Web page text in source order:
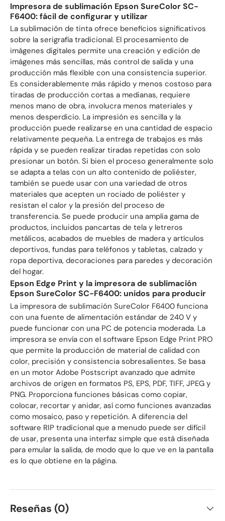
Impresora de sublimación Epson SureColor SC-
F6400: fácil de configurar y utilizar
La sublimación de tinta ofrece beneficios significativos
sobre la serigrafía tradicional. El procesamiento de
imágenes digitales permite una creación y edición de
imágenes más sencillas, más control de salida y una
producción más flexible con una consistencia superior.
Es considerablemente más rápido y menos costoso para
tiradas de producción cortas a medianas, requiere
menos mano de obra, involucra menos materiales y
menos desperdicio. La impresión es sencilla y la
producción puede realizarse en una cantidad de espacio
relativamente pequeña. La entrega de trabajos es más
rápida y se pueden realizar tiradas repetidas con solo
presionar un botón. Si bien el proceso generalmente solo
se adapta a telas con un alto contenido de poliéster,
también se puede usar con una variedad de otros
materiales que acepten un rociado de poliéster y
resistan el calor y la presión del proceso de
transferencia. Se puede producir una amplia gama de
productos, incluidos pancartas de tela y letreros
metálicos, acabados de muebles de madera y artículos
deportivos, fundas para teléfonos y tabletas, calzado y
ropa deportiva, decoraciones para paredes y decoración
del hogar.
Epson Edge Print y la impresora de sublimación
Epson SureColor SC-F6400: unidos para producir
La impresora de sublimación SureColor F6400 funciona
con una fuente de alimentación estándar de 240 V y
puede funcionar con una PC de potencia moderada. La
impresora se envía con el software Epson Edge Print PRO
que permite la producción de material de calidad con
color, precisión y consistencia sobresalientes. Se basa
en un motor Adobe Postscript avanzado que admite
archivos de origen en formatos PS, EPS, PDF, TIFF, JPEG y
PNG. Proporciona funciones básicas como copiar,
colocar, recortar y anidar, así como funciones avanzadas
como mosaico, paso y repetición. A diferencia del
software RIP tradicional que a menudo puede ser difícil
de usar, presenta una interfaz simple que está diseñada
para emular la salida, de modo que lo que ve en la pantalla
es lo que obtiene en la página.
Reseñas (0)